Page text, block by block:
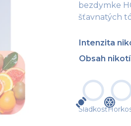
bezdymke
šťavnatých
Intenzita
Obsah
Sladkosť